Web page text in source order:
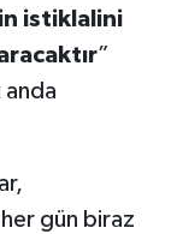
istiklalini
”
anda
her gün biraz